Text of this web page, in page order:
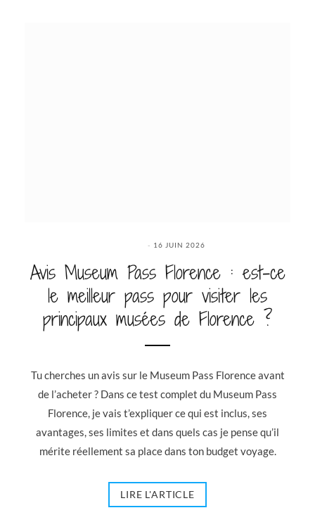
16 JUIN 2026
Avis Museum Pass Florence : est-ce
le meilleur pass pour visiter les
principaux musées de Florence ?
Tu cherches un avis sur le Museum Pass Florence avant
de l’acheter ? Dans ce test complet du Museum Pass
Florence, je vais t’expliquer ce qui est inclus, ses
avantages, ses limites et dans quels cas je pense qu’il
mérite réellement sa place dans ton budget voyage.
LIRE L'ARTICLE